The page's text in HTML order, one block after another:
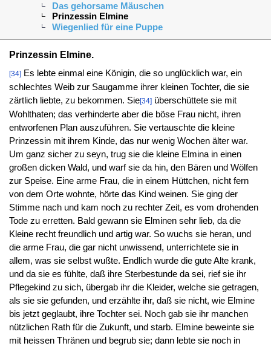
Das gehorsame Mäuschen
Prinzessin Elmine
Wiegenlied für eine Puppe
Prinzessin Elmine.
[34]Es lebte einmal eine Königin, die so unglücklich war, ein
schlechtes Weib zur Saugamme ihrer kleinen Tochter, die sie
zärtlich liebte, zu bekommen. Sie[34]überschüttete sie mit
Wohlthaten; das verhinderte aber die böse Frau nicht, ihren
entworfenen Plan auszuführen. Sie vertauschte die kleine
Prinzessin mit ihrem Kinde, das nur wenig Wochen älter war.
Um ganz sicher zu seyn, trug sie die kleine Elmina in einen
großen dicken Wald, und warf sie da hin, den Bären und Wölfen
zur Speise. Eine arme Frau, die in einem Hüttchen, nicht fern
von dem Orte wohnte, hörte das Kind weinen. Sie ging der
Stimme nach und kam noch zu rechter Zeit, es vom drohenden
Tode zu erretten. Bald gewann sie Elminen sehr lieb, da die
Kleine recht freundlich und artig war. So wuchs sie heran, und
die arme Frau, die gar nicht unwissend, unterrichtete sie in
allem, was sie selbst wußte. Endlich wurde die gute Alte krank,
und da sie es fühlte, daß ihre Sterbestunde da sei, rief sie ihr
Pflegekind zu sich, übergab ihr die Kleider, welche sie getragen,
als sie sie gefunden, und erzählte ihr, daß sie nicht, wie Elmine
bis jetzt geglaubt, ihre Tochter sei. Noch gab sie ihr manchen
nützlichen Rath für die Zukunft, und starb. Elmine beweinte sie
mit heissen Thränen und begrub sie; dann lebte sie noch in